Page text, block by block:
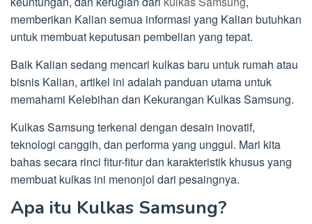
memberikan Kalian semua informasi yang Kalian butuhkan
untuk membuat keputusan pembelian yang tepat.
Baik Kalian sedang mencari kulkas baru untuk rumah atau
bisnis Kalian, artikel ini adalah panduan utama untuk
memahami Kelebihan dan Kekurangan Kulkas Samsung.
Kulkas Samsung terkenal dengan desain inovatif,
teknologi canggih, dan performa yang unggul. Mari kita
bahas secara rinci fitur-fitur dan karakteristik khusus yang
membuat kulkas ini menonjol dari pesaingnya.
Apa itu Kulkas Samsung?